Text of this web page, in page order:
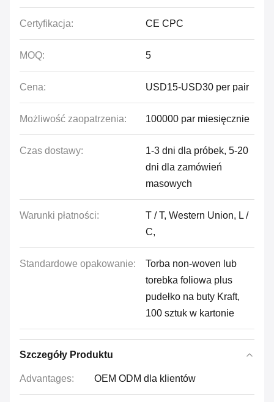
Certyfikacja: CE CPC
MOQ: 5
Cena: USD15-USD30 per pair
Możliwość zaopatrzenia: 100000 par miesięcznie
Czas dostawy:
1-3 dni dla próbek, 5-20
dni dla zamówień
masowych
Warunki płatności:
T / T, Western Union, L /
C,
Standardowe opakowanie:
Torba non-woven lub
torebka foliowa plus
pudełko na buty Kraft,
100 sztuk w kartonie
Szczegóły Produktu
Advantages: OEM ODM dla klientów